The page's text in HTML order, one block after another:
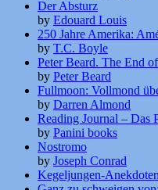
Der Absturz
by Edouard Louis
250 Jahre Amerika:
by T.C. Boyle
Peter Beard. The End
by Peter Beard
Fullmoon: Vollmond
by Darren Almond
Reading Journal – Das
by Panini books
Nostromo
by Joseph Conrad
Kegeljungen-Anekdoten